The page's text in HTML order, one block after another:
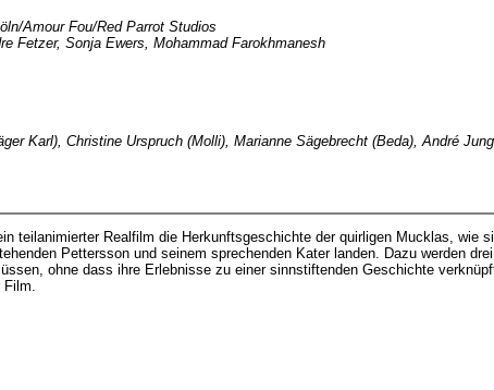
Amour Fou/Red Parrot Studios
Fetzer, Sonja Ewers, Mohammad Farokhmanesh
Karl), Christine Urspruch (Molli), Marianne Sägebrecht (Beda), André
teilanimierter Realfilm die Herkunftsgeschichte der quirligen Mucklas, wie
Pettersson und seinem sprechenden Kater landen. Dazu werden
ohne dass ihre Erlebnisse zu einer sinnstiftenden Geschichte